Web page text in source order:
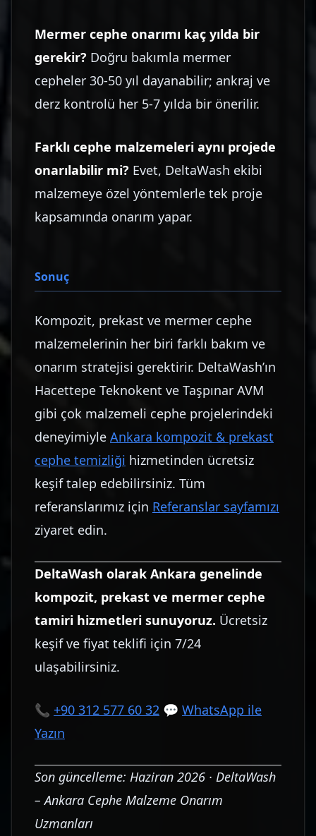
Mermer cephe onarımı kaç yılda bir
gerekir? Doğru bakımla mermer
cepheler 30-50 yıl dayanabilir; ankraj ve
derz kontrolü her 5-7 yılda bir önerilir.
Farklı cephe malzemeleri aynı projede
onarılabilir mi? Evet, DeltaWash ekibi
malzemeye özel yöntemlerle tek proje
kapsamında onarım yapar.
Sonuç
Kompozit, prekast ve mermer cephe
malzemelerinin her biri farklı bakım ve
onarım stratejisi gerektirir. DeltaWash’ın
Hacettepe Teknokent ve Taşpınar AVM
gibi çok malzemeli cephe projelerindeki
deneyimiyle Ankara kompozit & prekast
cephe temizliği hizmetinden ücretsiz
keşif talep edebilirsiniz. Tüm
referanslarımız için Referanslar sayfamızı
ziyaret edin.
DeltaWash olarak Ankara genelinde
kompozit, prekast ve mermer cephe
tamiri hizmetleri sunuyoruz. Ücretsiz
keşif ve fiyat teklifi için 7/24
ulaşabilirsiniz.
📞 +90 312 577 60 32 💬 WhatsApp ile
Yazın
Son güncelleme: Haziran 2026 · DeltaWash
– Ankara Cephe Malzeme Onarım
Uzmanları